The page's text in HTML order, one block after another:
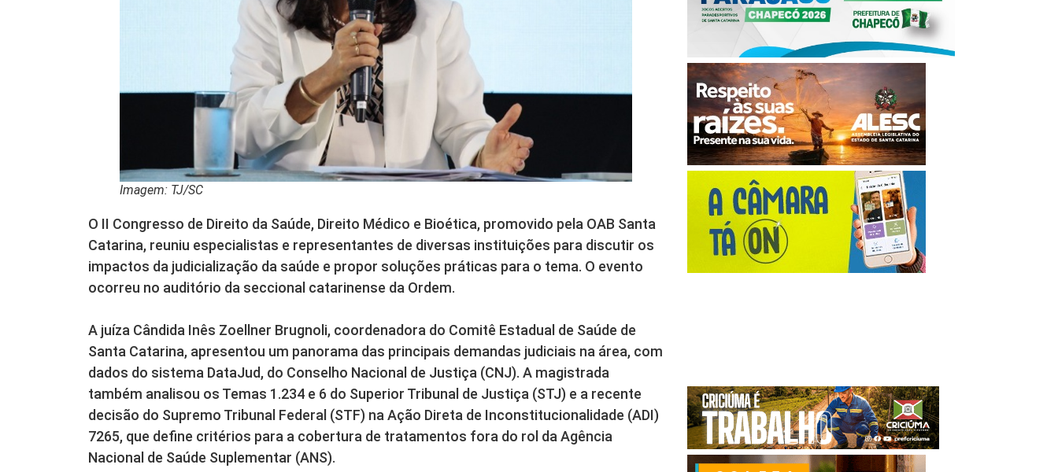
Imagem: TJ/SC
O II Congresso de Direito da Saúde, Direito Médico e Bioética, promovido pela OAB Santa
Catarina, reuniu especialistas e representantes de diversas instituições para discutir os
impactos da judicialização da saúde e propor soluções práticas para o tema. O evento
ocorreu no auditório da seccional catarinense da Ordem.
A juíza Cândida Inês Zoellner Brugnoli, coordenadora do Comitê Estadual de Saúde de
Santa Catarina, apresentou um panorama das principais demandas judiciais na área, com
dados do sistema DataJud, do Conselho Nacional de Justiça (CNJ). A magistrada
também analisou os Temas 1.234 e 6 do Superior Tribunal de Justiça (STJ) e a recente
decisão do Supremo Tribunal Federal (STF) na Ação Direta de Inconstitucionalidade (ADI)
7265, que define critérios para a cobertura de tratamentos fora do rol da Agência
Nacional de Saúde Suplementar (ANS).